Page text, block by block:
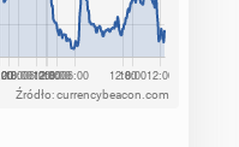
Źródło: currencybeacon.com